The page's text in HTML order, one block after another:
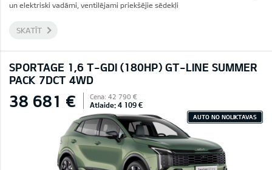
un elektriski vadāmi, ventilējami priekšējie sēdekļi
SKATĪT
SPORTAGE 1,6 T-GDI (180HP) GT-LINE SUMMER
PACK 7DCT 4WD
38 681 € Cena: 42 790 €
Atlaide: 4 109 €
AUTO NO NOLIKTAVAS